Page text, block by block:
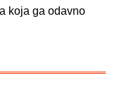
koja ga odavno